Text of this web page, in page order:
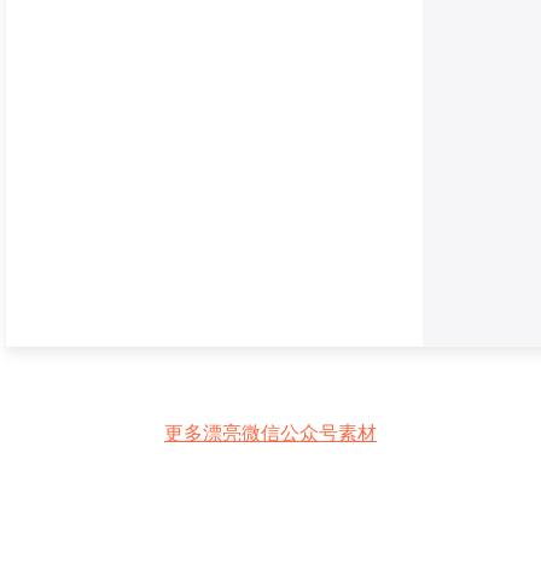
更多漂亮微信公众号素材